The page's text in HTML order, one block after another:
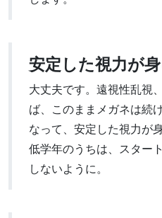
安定した視力が
大丈夫です。遠視性乱視
ば、このままメガネは続
なって、安定した視力が
低学年のうちは、スター
しないように。